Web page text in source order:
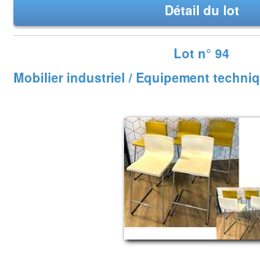
Détail du lot
Lot n° 94
Mobilier industriel / Equipement